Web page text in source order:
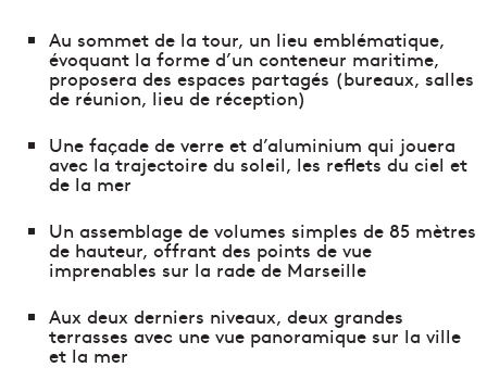
Au sommet de la tour, un lieu emblématique,
évoquant la forme d’un conteneur maritime,
proposera des espaces partagés (bureaux, salles
de réunion, lieu de réception)
Une façade de verre et d’aluminium qui jouera
avec la trajectoire du soleil, les reflets du ciel et
de la mer
Un assemblage de volumes simples de 85 mètres
de hauteur, offrant des points de vue
imprenables sur la rade de Marseille
Aux deux derniers niveaux, deux grandes
terrasses avec une vue panoramique sur la ville
et la mer